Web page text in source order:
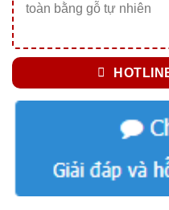
toàn bằng gỗ tự nhiên